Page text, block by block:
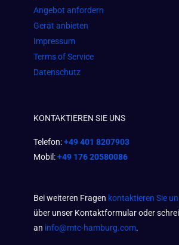
Angebot anfordern
Gerät anbieten
Impressum
Terms of Service
Datenschutz
KONTAKTIEREN SIE UNS
Telefon:+49 401 8207903
Mobil:+49 176 20580086
Bei weiteren Fragen kontaktieren Sie
über unser Kontaktformular oder
an info@mtc-hamburg.com.